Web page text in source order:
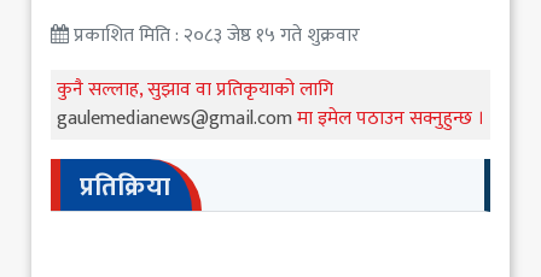
प्रकाशित मिति : २०८३ जेष्ठ १५ गते शुक्रवार
कुनै सल्लाह, सुझाव वा प्रतिकृयाको लागि
gaulemedianews@gmail.comमा इमेल पठाउन सक्नुहुन्छ ।
प्रतिक्रिया